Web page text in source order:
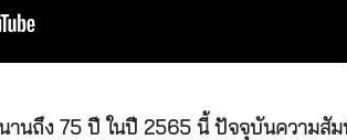
านถึง 75 ปี ในปี 2565 นี้ ปัจจุบันความสั